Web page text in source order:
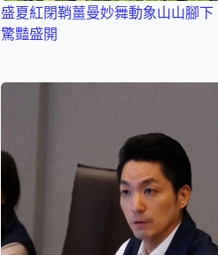
盛夏紅閉鞘薑曼妙舞動象山山腳
驚豔盛開